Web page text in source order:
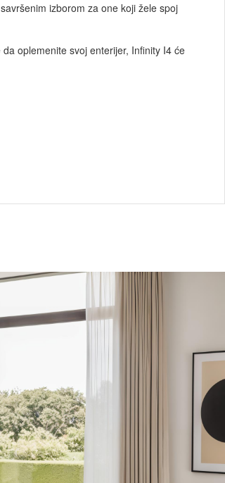
izborom za one koji žele spoj
oplemenite svoj enterijer, Infinity I4 će